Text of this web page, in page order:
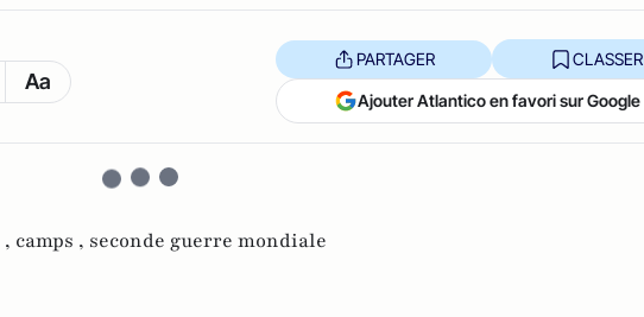
Aa
PARTAGER CLASSER
Ajouter Atlantico en favori sur Google
camps , seconde guerre mondiale